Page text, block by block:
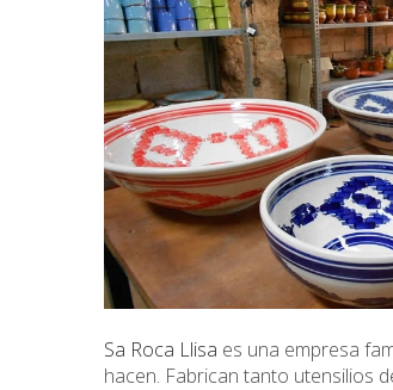
Sa Roca Llisa es una empresa
hacen. Fabrican tanto utensilios